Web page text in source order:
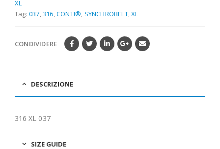
XL
Tag: 037 ,316 ,CONTI® SYNCHROBELT,XL
CONDIVIDERE
DESCRIZIONE
316 XL 037
SIZE GUIDE